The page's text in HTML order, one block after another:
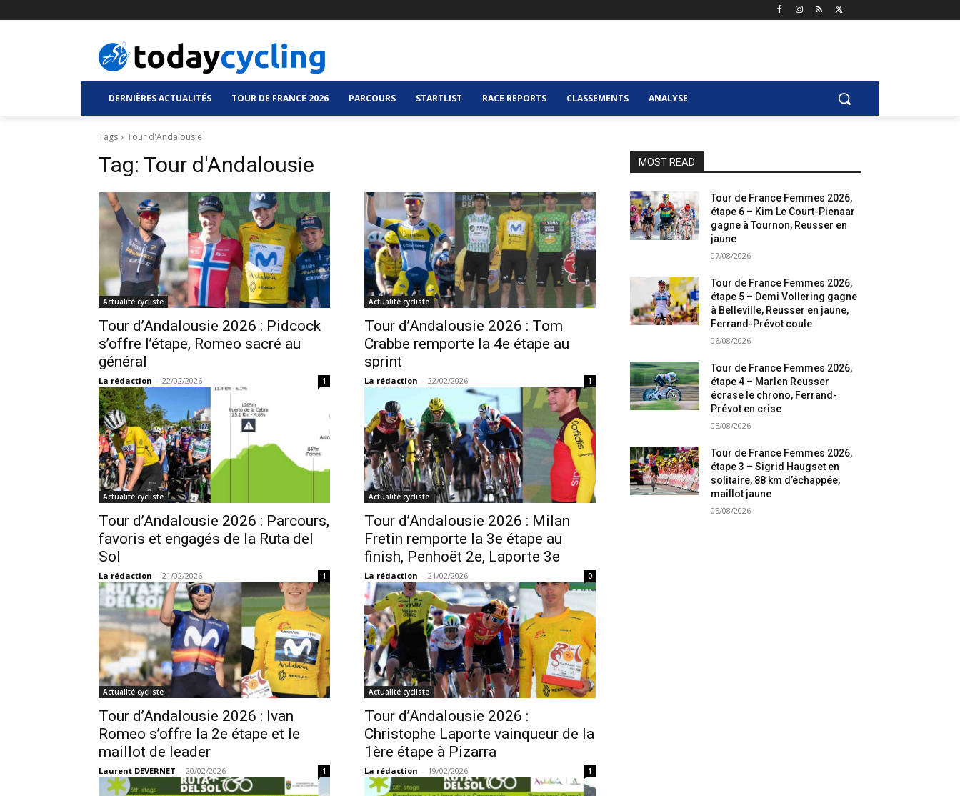
DERNIÈRES ACTUALITÉS TOUR DE FRANCE 2026 PARCOURS STARTLIST RACE REPORTS CLASSEMENTS ANALYSE
Tags Tour d'Andalousie
Tag: Tour d'Andalousie
Actualité cycliste
Tour d’Andalousie 2026 : Pidcock
s’offre l’étape, Romeo sacré au
général
La rédaction - 22/02/2026 1
Actualité cycliste
Tour d’Andalousie 2026 : Tom
Crabbe remporte la 4e étape au
sprint
La rédaction - 22/02/2026 1
Actualité cycliste
Tour d’Andalousie 2026 : Parcours,
favoris et engagés de la Ruta del
Sol
La rédaction - 21/02/2026 1
Actualité cycliste
Tour d’Andalousie 2026 : Milan
Fretin remporte la 3e étape au
finish, Penhoët 2e, Laporte 3e
La rédaction - 21/02/2026 0
Actualité cycliste
Tour d’Andalousie 2026 : Ivan
Romeo s’offre la 2e étape et le
maillot de leader
Laurent DEVERNET - 20/02/2026 1
Actualité cycliste
Tour d’Andalousie 2026 :
Christophe Laporte vainqueur de la
1ère étape à Pizarra
La rédaction - 19/02/2026 1
MOST READ
Tour de France Femmes 2026,
étape 6 – Kim Le Court-Pienaar
gagne à Tournon, Reusser en
jaune
07/08/2026
Tour de France Femmes 2026,
étape 5 – Demi Vollering gagne
à Belleville, Reusser en jaune,
Ferrand-Prévot coule
06/08/2026
Tour de France Femmes 2026,
étape 4 – Marlen Reusser
écrase le chrono, Ferrand-
Prévot en crise
05/08/2026
Tour de France Femmes 2026,
étape 3 – Sigrid Haugset en
solitaire, 88 km d’échappée,
maillot jaune
05/08/2026